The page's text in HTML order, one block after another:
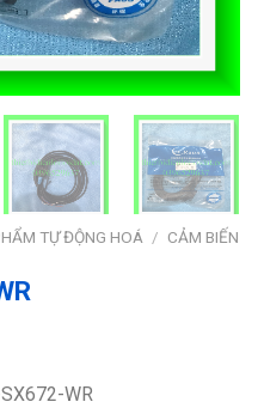
TỰ ĐỘNG HOÁ / CẢM BIẾN
WR